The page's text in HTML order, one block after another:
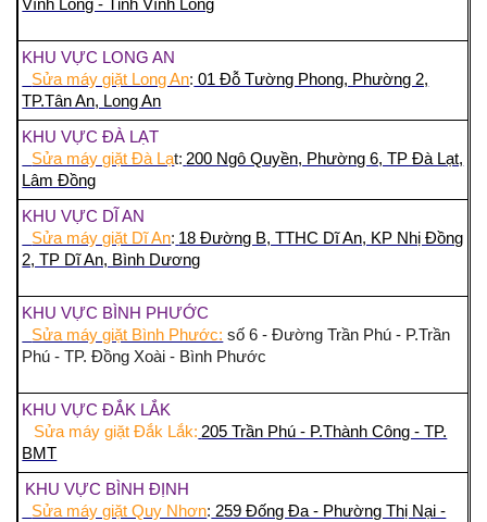
Vĩnh Long - Tỉnh Vĩnh Long
KHU VỰC LONG AN
Sửa máy giặt Long An: 01 Đỗ Tường Phong, Phường 2,
TP.Tân An, Long An
KHU VỰC ĐÀ LẠT
Sửa máy giặt Đà Lạt: 200 Ngô Quyền, Phường 6, TP Đà Lạt,
Lâm Đồng
KHU VỰC DĨ AN
Sửa máy giặt Dĩ An: 18 Đường B, TTHC Dĩ An, KP Nhị Đồng
2, TP Dĩ An, Bình Dương
KHU VỰC BÌNH PHƯỚC
Sửa máy giặt Bình Phước: số 6 - Đường Trần Phú - P.Trần
Phú - TP. Đồng Xoài - Bình Phước
KHU VỰC ĐẮK LẮK
Sửa máy giặt Đắk Lắk: 205 Trần Phú - P.Thành Công - TP.
BMT
KHU VỰC BÌNH ĐỊNH
Sửa máy giặt Quy Nhơn: 259 Đống Đa - Phường Thị Nại -